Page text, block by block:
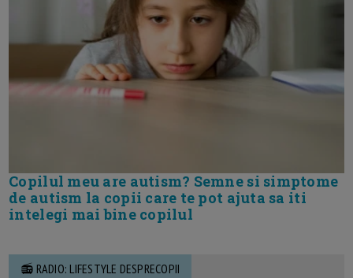
Copilul meu are autism? Semne si simptome
de autism la copii care te pot ajuta sa iti
intelegi mai bine copilul
📻 RADIO: LIFESTYLE DESPRECOPII